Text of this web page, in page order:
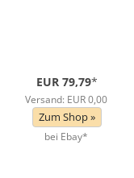
EUR 79,79*
Versand: EUR 0,00
Zum Shop »
bei Ebay*